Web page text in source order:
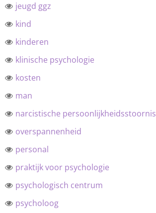
jeugd ggz
kind
kinderen
klinische psychologie
kosten
man
narcistische persoonlijkheidsstoornis
overspannenheid
personal
praktijk voor psychologie
psychologisch centrum
psycholoog